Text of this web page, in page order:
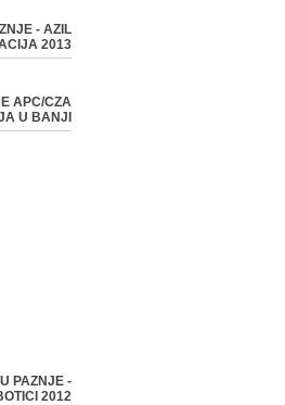
- AZIL
2013
APC/CZA
U BANJI
PAZNJE -
2012